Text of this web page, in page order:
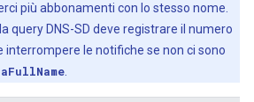
più abbonamenti con lo stesso nome.
query DNS-SD deve registrare il numero
le notifiche se non ci sono
aFullName